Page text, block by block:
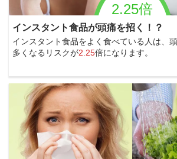
2.25倍
インスタント食品が頭痛を招く！？
インスタント食品をよく食べている人は、
多くなるリスクが2.25倍になります。